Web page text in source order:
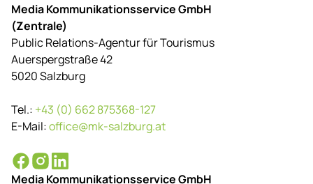
Media Kommunikationsservice GmbH
(Zentrale)
Public Relations-Agentur für Tourismus
Auerspergstraße 42
5020 Salzburg
Tel.: +43 (0) 662 875368-127
E-Mail:office@mk-salzburg.at
Media Kommunikationsservice GmbH